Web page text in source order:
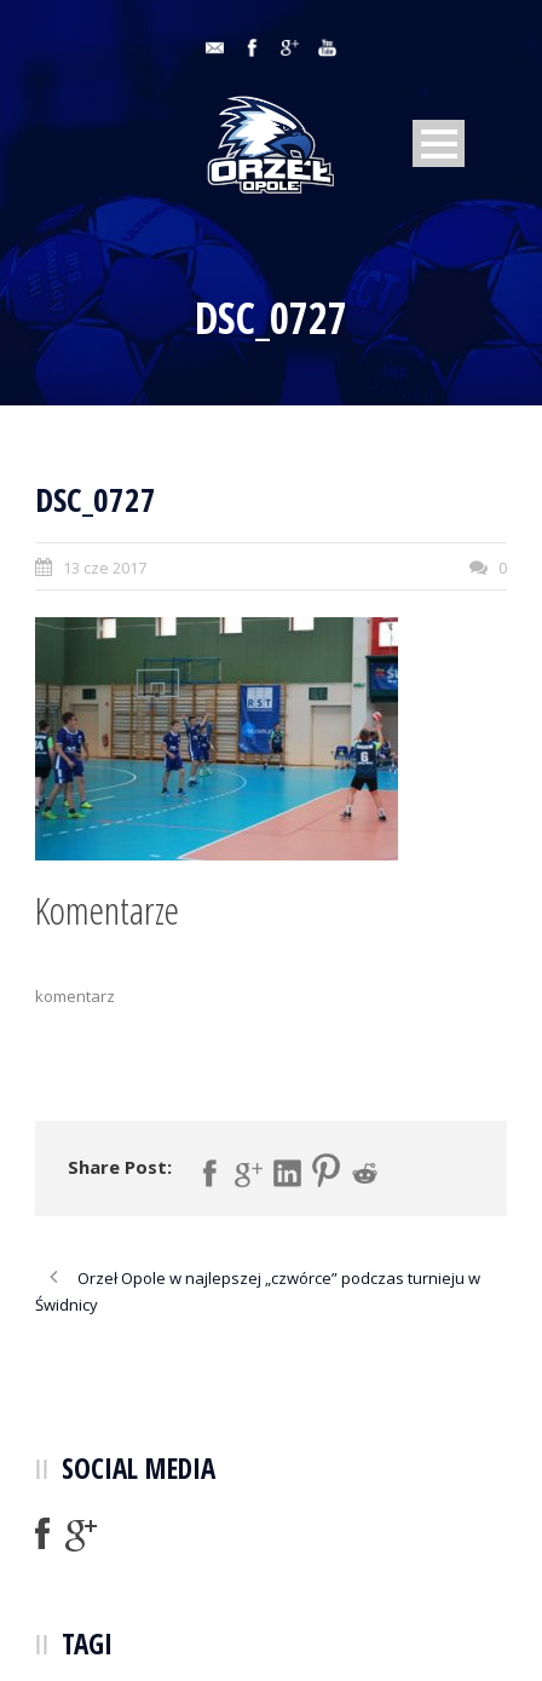
DSC_0727
DSC_0727
13 cze 2017 0
Komentarze
komentarz
Share Post:
Orzeł Opole w najlepszej „czwórce” podczas turnieju w
Świdnicy
SOCIAL MEDIA
TAGI